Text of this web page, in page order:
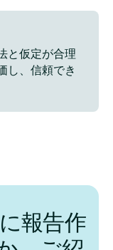
と仮定が合理
し、信頼でき
報告作